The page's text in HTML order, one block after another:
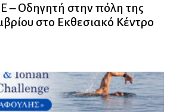
– Οδηγητή στην πόλη της
στο Εκθεσιακό Κέντρο